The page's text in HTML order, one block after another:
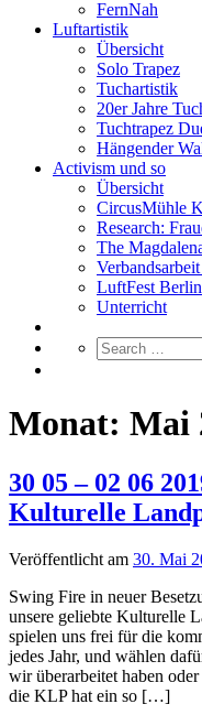
FernNah
Luftartistik
Übersicht
Solo Trapez
Tuchartistik
20er Jahre
Tuchtrapez
Hängender
Activism und so
Übersicht
CircusMühle
Research:
The
LuftFest Berlin
Unterricht
Monat: Mai
30 05 – 02 06
Kulturelle
Veröffentlicht am 30. Mai
Swing Fire in neuer
unsere geliebte Kulturelle
spielen uns frei für die
jedes Jahr, und wählen
wir überarbeitet haben
die KLP hat ein so […]